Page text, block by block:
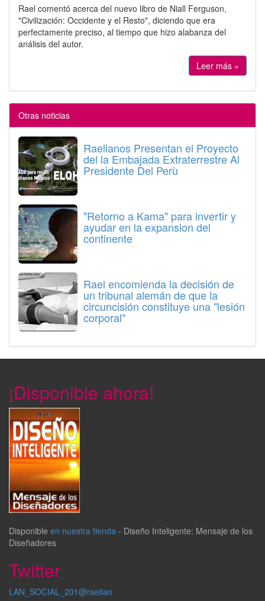
Rael comentó acerca del nuevo libro de Niall Ferguson,
"Civilización: Occidente y el Resto", diciendo que era
perfectamente preciso, al tiempo que hizo alabanza del
análisis del autor.
Leer más »
Otras noticias
Raelianos Presentan el Proyecto
del la Embajada Extraterrestre Al
Presidente Del Perù
"Retorno a Kama" para invertir y
ayudar en la expansion del
continente
Rael encomienda la decisión de
un tribunal alemán de que la
circuncisión constituye una "lesión
corporal"
¡Disponible ahora!
Disponible en nuestra tienda - Diseño Inteligente: Mensaje de los
Diseñadores
Twitter
LAN_SOCIAL_201@raelian